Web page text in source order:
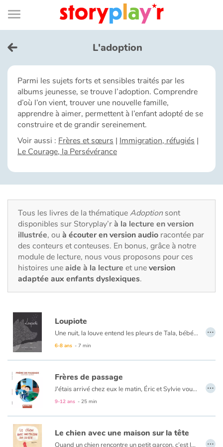
Connexion
Bibliothèque
de
page
Menu
Je me connecte
Tester gratuitement
Bibliothèque
Prix
Fable, mythe, littérature et poésie
Princesses et princes, rois, reines et dragons
Ogres, monstres et sorcières
Écologie, nature, saisons
Les animaux
Voyage, épopée, enquête, aventure
Autour du monde
Apprentissage
L'adoption
Parmi les sujets forts et sensibles traités par les
albums jeunesse, se trouve l’adoption. Comprendre
d’où l’on vient, trouver une nouvelle famille,
apprendre à aimer, permettent à l’enfant adopté de se
construire et de grandir sereinement.
Voir aussi : Frères et sœurs | Immigration, réfugiés |
Le Courage, la Persévérance
Tous les livres de la thématiqueAdoptionsont
disponibles sur Storyplay’rà la lecture en version
illustrée, ou à écouter en version audio racontée par
des conteurs et conteuses. En bonus, grâce à notre
module de lecture, nous vous proposons pour ces
histoires uneaide à la lecture et uneversion
adaptée aux enfants dyslexiques.
Loupiote
Une nuit, la louve entend les pleurs de Tala, bébé abandonné dans la forêt. La bête décide de la ramener auprès des humains. Mais tout ne s’est pas passé comme prévu pour la petite humaine...
6-8 ans - 7 min
…
Frères de passage
J'étais arrivé chez eux le matin, Éric et Sylvie voulaient faire une photo. Parce qu'il ne fallait pas qu'on oublie ce moment. Et la photo, on la mettrait sur le frigo. Ils étaient tout souriants, leur nom leur allait comme un gant famille d'accueil. Leur fils, Antoine, s'est vite éclipsé avant la photo. Il m'en voulait d'être là, chez lui. Mais je ne lui voulais aucun mal, moi.
9-12 ans - 25 min
…
Le chien avec une maison sur la tête
Quand un chien rencontre un petit garçon, c’est le début d’une belle amitié.
…